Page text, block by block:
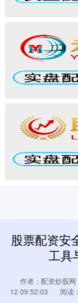
股票配资安
工具
作者：配资炒股网
12 09:52:03
阅读